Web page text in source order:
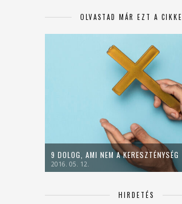
OLVASTAD MÁR EZT A
9 DOLOG, AMI NEM A KERESZTÉNYSÉG
2016. 05. 12.
HIRDETÉS